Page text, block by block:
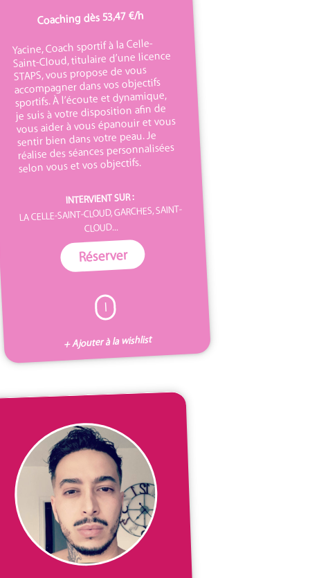
Coaching dès 53,47 €/h
Yacine, Coach sportif à la Celle-
Saint-Cloud, titulaire d’une licence
STAPS, vous propose de vous
accompagner dans vos objectifs
sportifs. À l’écoute et dynamique,
je suis à votre disposition afin de
vous aider à vous épanouir et vous
sentir bien dans votre peau. Je
réalise des séances personnalisées
selon vous et vos objectifs.
INTERVIENT SUR :
LA CELLE-SAINT-CLOUD, GARCHES, SAINT-
CLOUD...
Réserver
I
+ Ajouter à la wishlist